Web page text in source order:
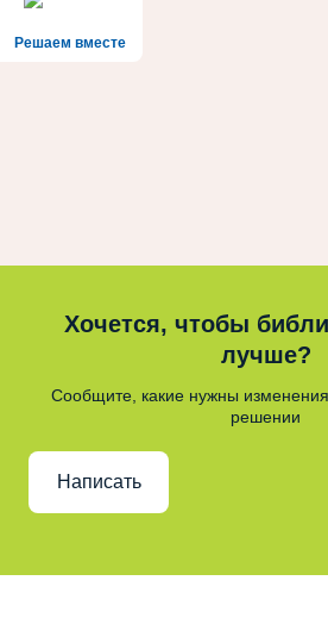
Решаем вместе
Хочется, чтобы
лучше?
Сообщите, какие нужны
решении
Написать